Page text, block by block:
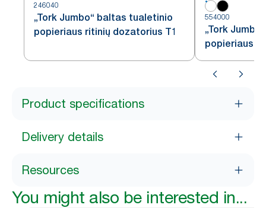
246040
„Tork Jumbo“ baltas tualetinio
popieriaus ritinių dozatorius T1
554000
„Tork
popieriaus
baltas, T1
Product specifications
Delivery details
Resources
You might also be interested in...